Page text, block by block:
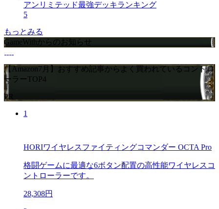
アンリミテッド最強デッキランキング
5
もっとみる
GameWithからのお知らせ
【Amazon7月】おすすめ記事からよく買われているコントロ
ーラーTOP4
PR
1
HORIワイヤレスファイティングコマンダー OCTA Pro
格闘ゲームに最適な6ボタン配置の高性能ワイヤレスコ
ントローラーです。
28,308円